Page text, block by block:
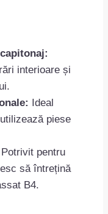
interioare și
Ideal
piese
Potrivit pentru
să întrețină
B4.